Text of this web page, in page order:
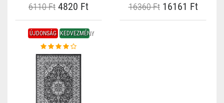
6110 Ft 4820 Ft 16360 Ft16161 Ft
ÚJDONSÁG KEDVEZMÉNY